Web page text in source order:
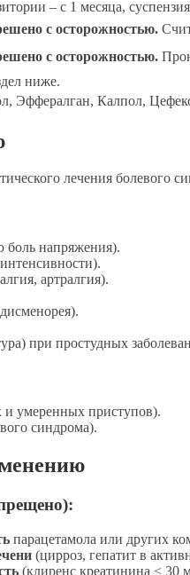
– с 1 месяца,
с осторожностью.
с осторожностью.
ниже.
Эффералган, Калпол,
лечения болевого
боль напряжения).
артралгия).
при простудных
и умеренных приступов).
синдрома).
парацетамола или других
(цирроз, гепатит в
(клиренс креатинина < 30